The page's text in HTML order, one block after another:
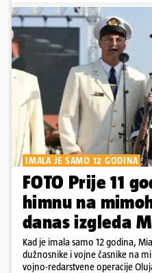
IMALA JE SAMO 12 GODINA
FOTO Prije 11
himnu na
danas izgleda
Kad je imala samo 12 godina,
dužnosnike i vojne časnike na
vojno-redarstvene operacije